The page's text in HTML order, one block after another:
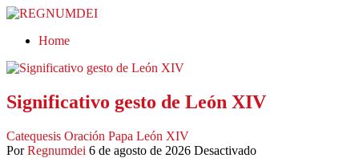
REGNUMDEI
Home
Significativo gesto de León XIV
Catequesis Oración Papa León XIV
Por Regnumdei 6 de agosto de 2026 Desactivado